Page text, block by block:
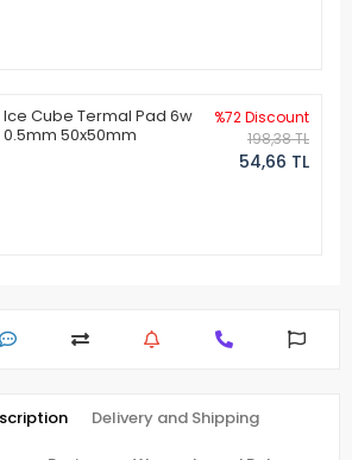
Ice Cube Termal Pad 6w
0.5mm 50x50mm
%72 Discount
198,38 TL
54,66 TL
Delivery and Shipping